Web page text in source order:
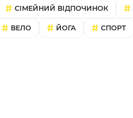
СІМЕЙНИЙ ВІДПОЧИНОК
ВЕЛО ЙОГА СПОРТ